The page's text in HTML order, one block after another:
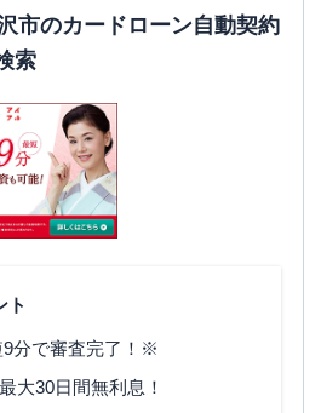
：-
：
：-
玉県所沢市日吉町9-16
：09:00-21:00
：09:00-21:00
市のカードローン自動契約
索
ト
分で審査完了！※
大30日間無利息！